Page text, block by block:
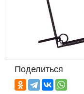
Поделиться